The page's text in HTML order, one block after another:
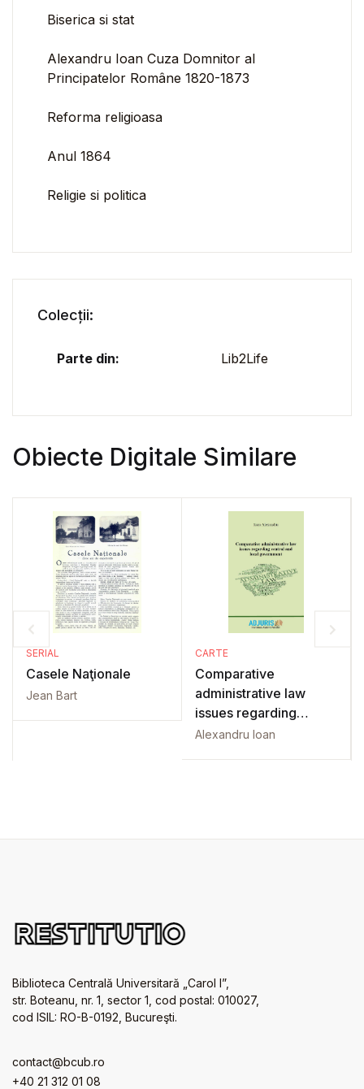
Biserica si stat
Alexandru Ioan Cuza Domnitor al
Principatelor Române 1820-1873
Reforma religioasa
Anul 1864
Religie si politica
Colecții:
Parte din: Lib2Life
Obiecte Digitale Similare
SERIAL
Casele Naţionale
Jean Bart
CARTE
Comparative
administrative law
issues regarding
central and local
Alexandru Ioan
Biblioteca Centrală Universitară „Carol I”,
str. Boteanu, nr. 1, sector 1, cod postal: 010027,
cod ISIL: RO-B-0192, Bucureşti.
contact@bcub.ro
+40 21 312 01 08